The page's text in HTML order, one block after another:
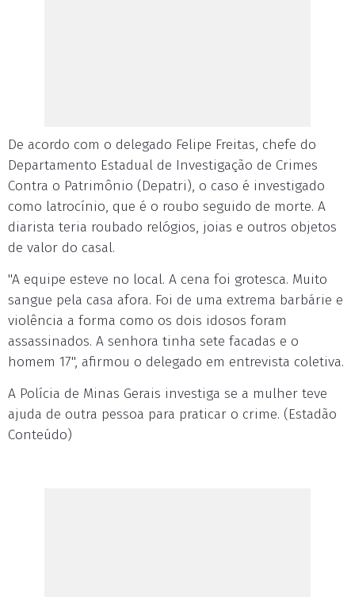
De acordo com o delegado Felipe Freitas, chefe do
Departamento Estadual de Investigação de Crimes
Contra o Patrimônio (Depatri), o caso é investigado
como latrocínio, que é o roubo seguido de morte. A
diarista teria roubado relógios, joias e outros objetos
de valor do casal.
"A equipe esteve no local. A cena foi grotesca. Muito
sangue pela casa afora. Foi de uma extrema barbárie e
violência a forma como os dois idosos foram
assassinados. A senhora tinha sete facadas e o
homem 17", afirmou o delegado em entrevista coletiva.
A Polícia de Minas Gerais investiga se a mulher teve
ajuda de outra pessoa para praticar o crime. (Estadão
Conteúdo)